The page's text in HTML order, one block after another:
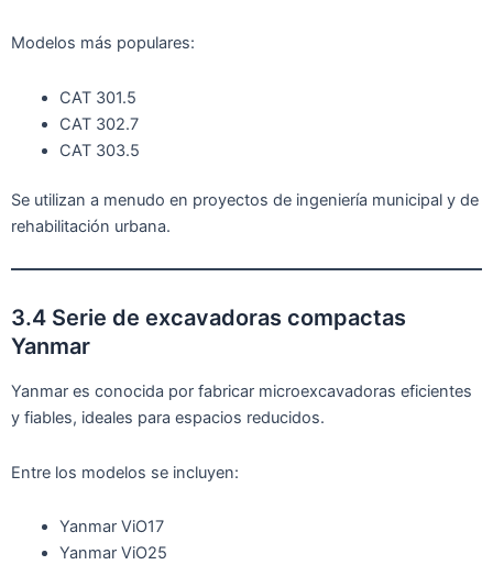
Modelos más populares:
CAT 301.5
CAT 302.7
CAT 303.5
Se utilizan a menudo en proyectos de ingeniería municipal y de
rehabilitación urbana.
3.4 Serie de excavadoras compactas
Yanmar
Yanmar es conocida por fabricar microexcavadoras eficientes
y fiables, ideales para espacios reducidos.
Entre los modelos se incluyen:
Yanmar ViO17
Yanmar ViO25